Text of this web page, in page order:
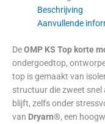
Beschrijving
Aanvullende
DeOMP KS Top korte
ondergoedtop,
top is gemaakt van
structuur die zweet
blijft, zelfs onder
van Dryarn®, een